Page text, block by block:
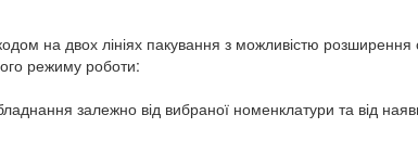
на двох лініях пакування з можливістю розширення
режиму роботи:
залежно від вибраної номенклатури та від